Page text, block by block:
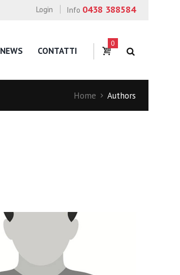
Info 0438 388584
Login
NEWS CONTATTI
0
Home Authors